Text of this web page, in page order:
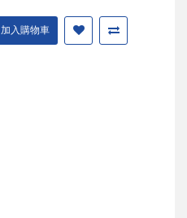
加入購物車